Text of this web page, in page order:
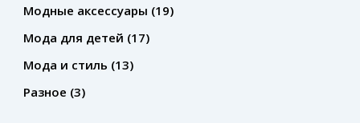
Модные аксессуары (19)
Мода для детей (17)
Мода и стиль (13)
Разное (3)